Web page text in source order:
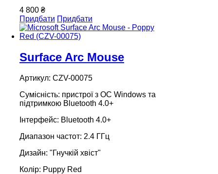
4 800 ₴
Придбати Придбати
Surface Arc Mouse
Артикул: CZV-00075
Сумісність: пристрої з ОС Windows та
підтримкою Bluetooth 4.0+
Інтерфейс: Bluetooth 4.0+
Диапазон частот: 2.4 ГГц
Дизайн: "Гнучкій хвіст"
Колір: Puppy Red